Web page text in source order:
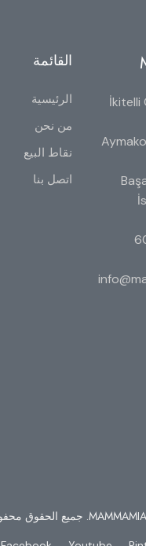
İkitelli
القائمة
الرئيسية
من نحن
نقاط البيع
اتصل بنا